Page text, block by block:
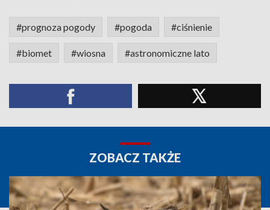
#prognoza pogody #pogoda #ciśnienie
#biomet #wiosna #astronomiczne lato
ZOBACZ TAKŻE